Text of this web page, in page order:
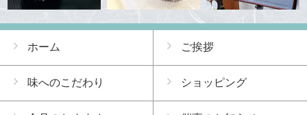
ホーム ご挨拶
味へのこだわり ショッピング